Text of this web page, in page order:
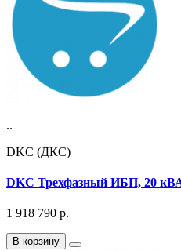
..
DKC (ДКС)
DKC Трехфазный ИБП, 20
1 918 790 р.
В корзину